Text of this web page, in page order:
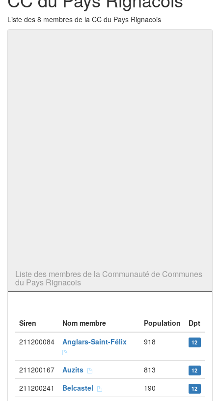
Liste des 8 membres de la CC du Pays Rignacois
Liste des membres de la Communauté de Communes
du Pays Rignacois
Siren Nom membre Population
Dpt
211200084
Anglars-Saint-Félix 918 12
211200167 Auzits 813 12
211200241 Belcastel 190 12